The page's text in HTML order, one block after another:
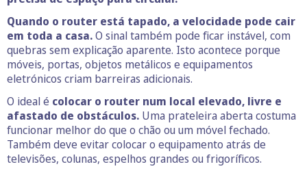
Quando o router está tapado, a velocidade pode cair
em toda a casa.O sinal também pode ficar instável, com
quebras sem explicação aparente. Isto acontece porque
móveis, portas, objetos metálicos e equipamentos
eletrónicos criam barreiras adicionais.
O ideal é colocar o router num local elevado, livre e
afastado de obstáculos. Uma prateleira aberta costuma
funcionar melhor do que o chão ou um móvel fechado.
Também deve evitar colocar o equipamento atrás de
televisões, colunas, espelhos grandes ou frigoríficos.